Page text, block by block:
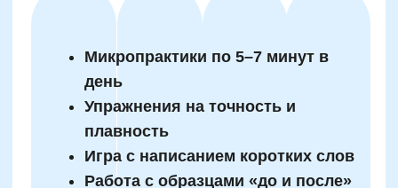
Получите пропись-
нейротренажер
Подпишитесь на нашу рассылку и ТГ-канал
Получить полезные материалы